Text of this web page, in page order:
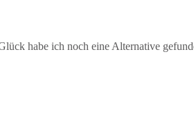
habe ich noch eine Alternative